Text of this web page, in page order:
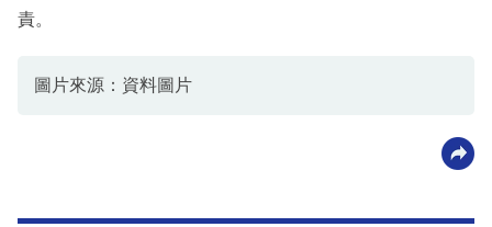
責。
圖片來源：資料圖片